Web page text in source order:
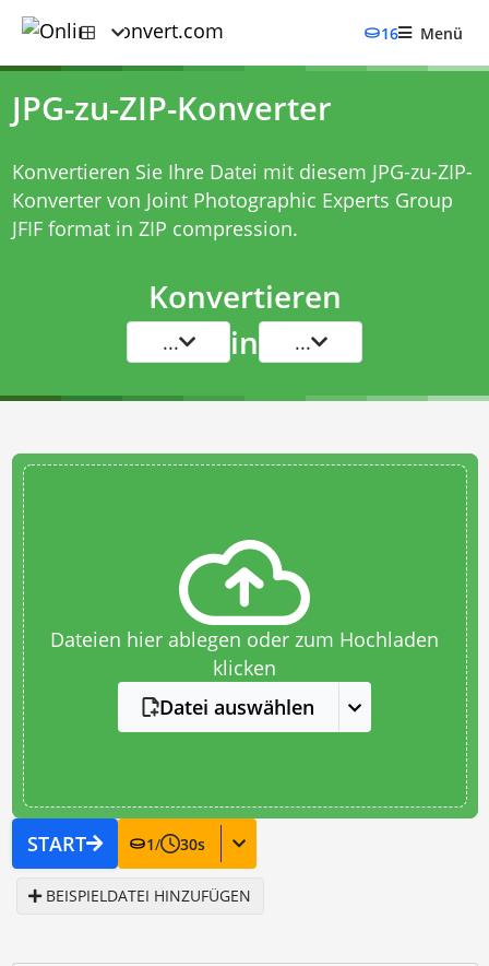
16 Menü
JPG-zu-ZIP-Konverter
Konvertieren Sie Ihre Datei mit diesem JPG-zu-ZIP-
Konvertervon Joint Photographic Experts Group
JFIF format in ZIP compression.
Konvertieren
... in ...
Dateien hier ablegen oder zum Hochladen
klicken
Datei auswählen
START 1/ 30s
BEISPIELDATEI HINZUFÜGEN